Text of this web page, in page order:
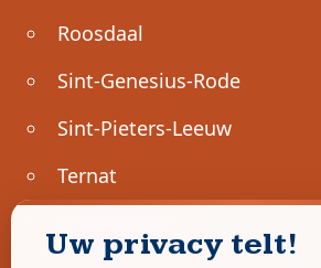
Roosdaal
Sint-Genesius-Rode
Sint-Pieters-Leeuw
Ternat
Uw privacy telt!